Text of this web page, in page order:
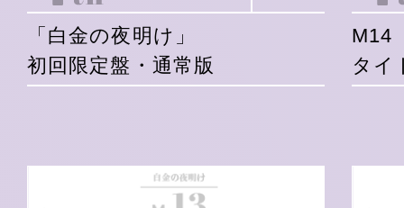
「白金の夜明け」
初回限定盤・通常版
M14
タイ